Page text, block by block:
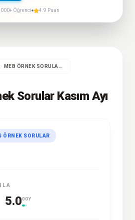
Öğrenci 4.9 Puan
Sorular Kasım Ayı
ÖRNEK SORULAR
5.00 OY